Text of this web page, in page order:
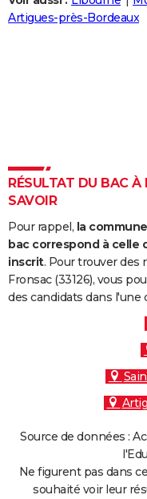
Destinations
City break
Voyage nature
Voyage de noces
Forum
Climat
+
PHOTO
Dictionnaire
Biographies
Citations
Expressions
Proverbes
PROGRAMME TV
S'inscrire
Se connecter
Lycées
Collèges
Primaires
Universités
Entreprises
Service militaire
Avis de recherche
AVIS DE DÉCÈS
FORUM
Artigues-près-Bordeaux
RÉSULTAT DU BAC À
SAVOIR
Pour rappel, la
bac correspond à celle
inscrit. Pour trouver des
Fronsac (33126), vous
des candidats dans
Source de données :
Ne figurent pas dans
souhaité voir leur